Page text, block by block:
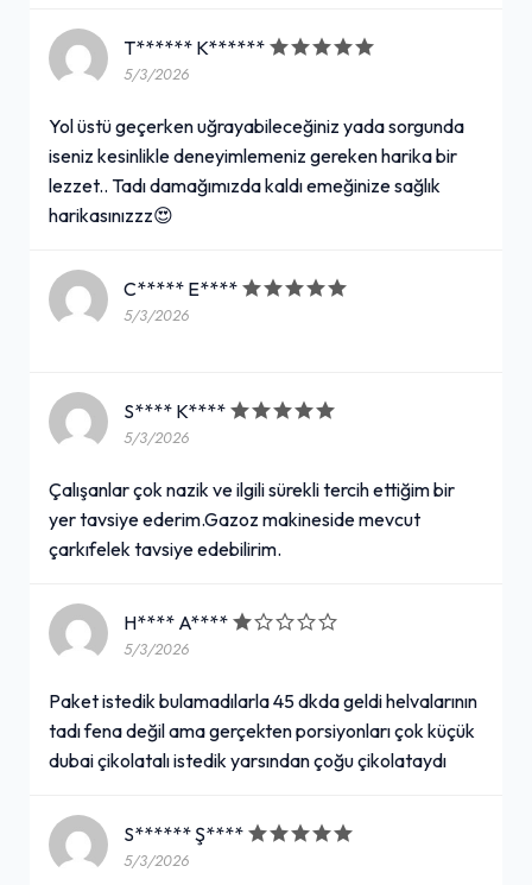
T****** K******
5/3/2026
Yol üstü geçerken uğrayabileceğiniz yada sorgunda
iseniz kesinlikle deneyimlemeniz gereken harika bir
lezzet.. Tadı damağımızda kaldı emeğinize sağlık
harikasınızzz😍
C***** E****
5/3/2026
S**** K****
5/3/2026
Çalışanlar çok nazik ve ilgili sürekli tercih ettiğim bir
yer tavsiye ederim.Gazoz makineside mevcut
çarkıfelek tavsiye edebilirim.
H**** A****
5/3/2026
Paket istedik bulamadılarla 45 dkda geldi helvalarının
tadı fena değil ama gerçekten porsiyonları çok küçük
dubai çikolatalı istedik yarsından çoğu çikolataydı
S****** Ş****
5/3/2026